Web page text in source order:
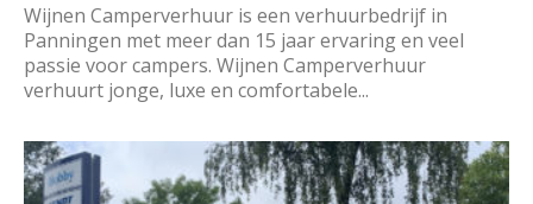
Wijnen Camperverhuur is een verhuurbedrijf in
Panningen met meer dan 15 jaar ervaring en veel
passie voor campers. Wijnen Camperverhuur
verhuurt jonge, luxe en comfortabele...